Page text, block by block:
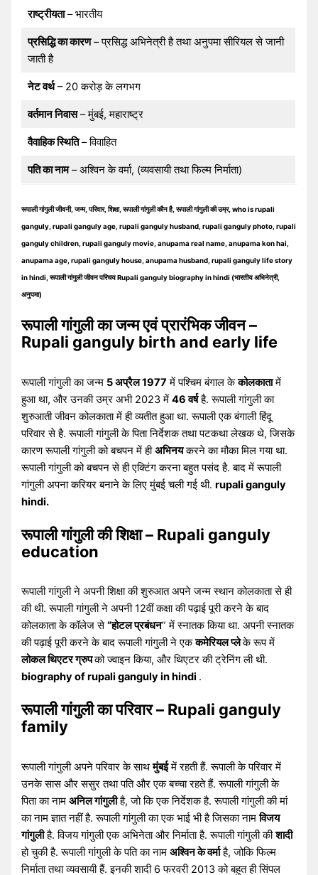
राष्ट्रीयता– भारतीय
प्रसिद्धि का कारण– प्रसिद्ध अभिनेत्री है तथा अनुपमा सीरियल से जानी
जाती है
नेट वर्थ– 20 करोड़ के लगभग
वर्तमान निवास– मुंबई, महाराष्ट्र
वैवाहिक स्थिति– विवाहित
पति का नाम– अश्विन के वर्मा, (व्यवसायी तथा फिल्म निर्माता)
रूपाली गांगुली जीवनी, जन्म, परिवार, शिक्षा, रूपाली गांगुली कौन है, रूपाली गांगुली की उम्र, who is rupali
ganguly, rupali ganguly age, rupali ganguly husband, rupali ganguly photo, rupali
ganguly children, rupali ganguly movie, anupama real name, anupama kon hai,
anupama age, rupali ganguly house, anupama husband, rupali ganguly life story
in hindi, रूपाली गांगुली जीवन परिचय Rupali ganguly biography in hindi (भारतीय अभिनेत्री,
अनुपमा)
रूपाली गांगुली का जन्म एवं प्रारंभिक जीवन –
Rupali ganguly birth and early life
रूपाली गांगुली का जन्म 5 अप्रैल 1977 में पश्चिम बंगाल केकोलकातामें
हुआ था, और उनकी उम्र अभी 2023 में46 वर्षहै. रूपाली गांगुली का
शुरुआती जीवन कोलकाता में ही व्यतीत हुआ था. रूपाली एक बंगाली हिंदू
परिवार से है. रूपाली गांगुली के पिता निर्देशक तथा पटकथा लेखक थे, जिसके
कारण रूपाली गांगुली को बचपन में हीअभिनयकरने का मौका मिल गया था.
रूपाली गांगुली को बचपन से ही एक्टिंग करना बहुत पसंद है. बाद में रूपाली
गांगुली अपना करियर बनाने के लिए मुंबई चली गई थी.rupali ganguly
hindi.
रूपाली गांगुली की शिक्षा – Rupali ganguly
education
रूपाली गांगुली ने अपनी शिक्षा की शुरुआत अपने जन्म स्थान कोलकाता से ही
की थी. रूपाली गांगुली ने अपनी 12वीं कक्षा की पढ़ाई पूरी करने के बाद
कोलकाता के कॉलेज से“होटल प्रबंधन” में स्नातक किया था. अपनी स्नातक
की पढ़ाई पूरी करने के बाद रूपाली गांगुली ने एककमेरियल प्लेके रूप में
लोकल थिएटर ग्रुपको ज्वाइन किया, और थिएटर की ट्रेनिंग ली थी.
biography of rupali ganguly in hindi .
रूपाली गांगुली का परिवार – Rupali ganguly
family
रूपाली गांगुली अपने परिवार के साथमुंबईमें रहती हैं. रूपाली के परिवार में
उनके सास और ससुर तथा पति और एक बच्चा रहते हैं. रूपाली गांगुली के
पिता का नामअनिल गांगुलीहै, जो कि एक निर्देशक है. रूपाली गांगुली की मां
का नाम ज्ञात नहीं है. रूपाली गांगुली का एक भाई भी है जिसका नामविजय
गांगुलीहै. विजय गांगुली एक अभिनेता और निर्माता है. रूपाली गांगुली कीशादी
हो चुकी है. रूपाली गांगुली के पति का नामअश्विन के वर्माहै, जोकि फिल्म
निर्माता तथा व्यवसायी हैं. इनकी शादी 6 फरवरी 2013 को बहुत ही सिंपल